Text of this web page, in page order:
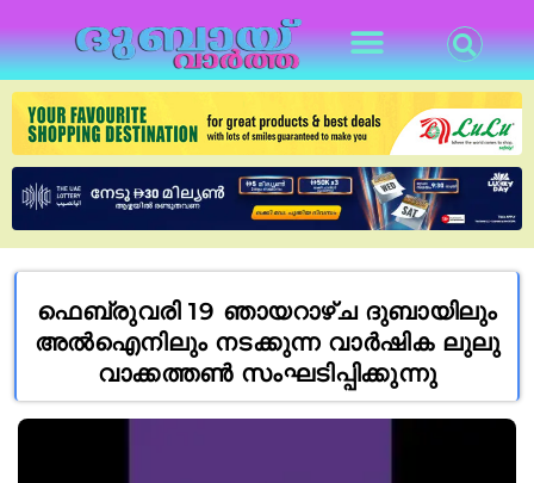
ഫെബ്രുവരി 19 ഞായറാഴ്ച ദുബായിലും
അൽഐനിലും നടക്കുന്ന വാർഷിക ലുലു
വാക്കത്തൺ സംഘടിപ്പിക്കുന്നു